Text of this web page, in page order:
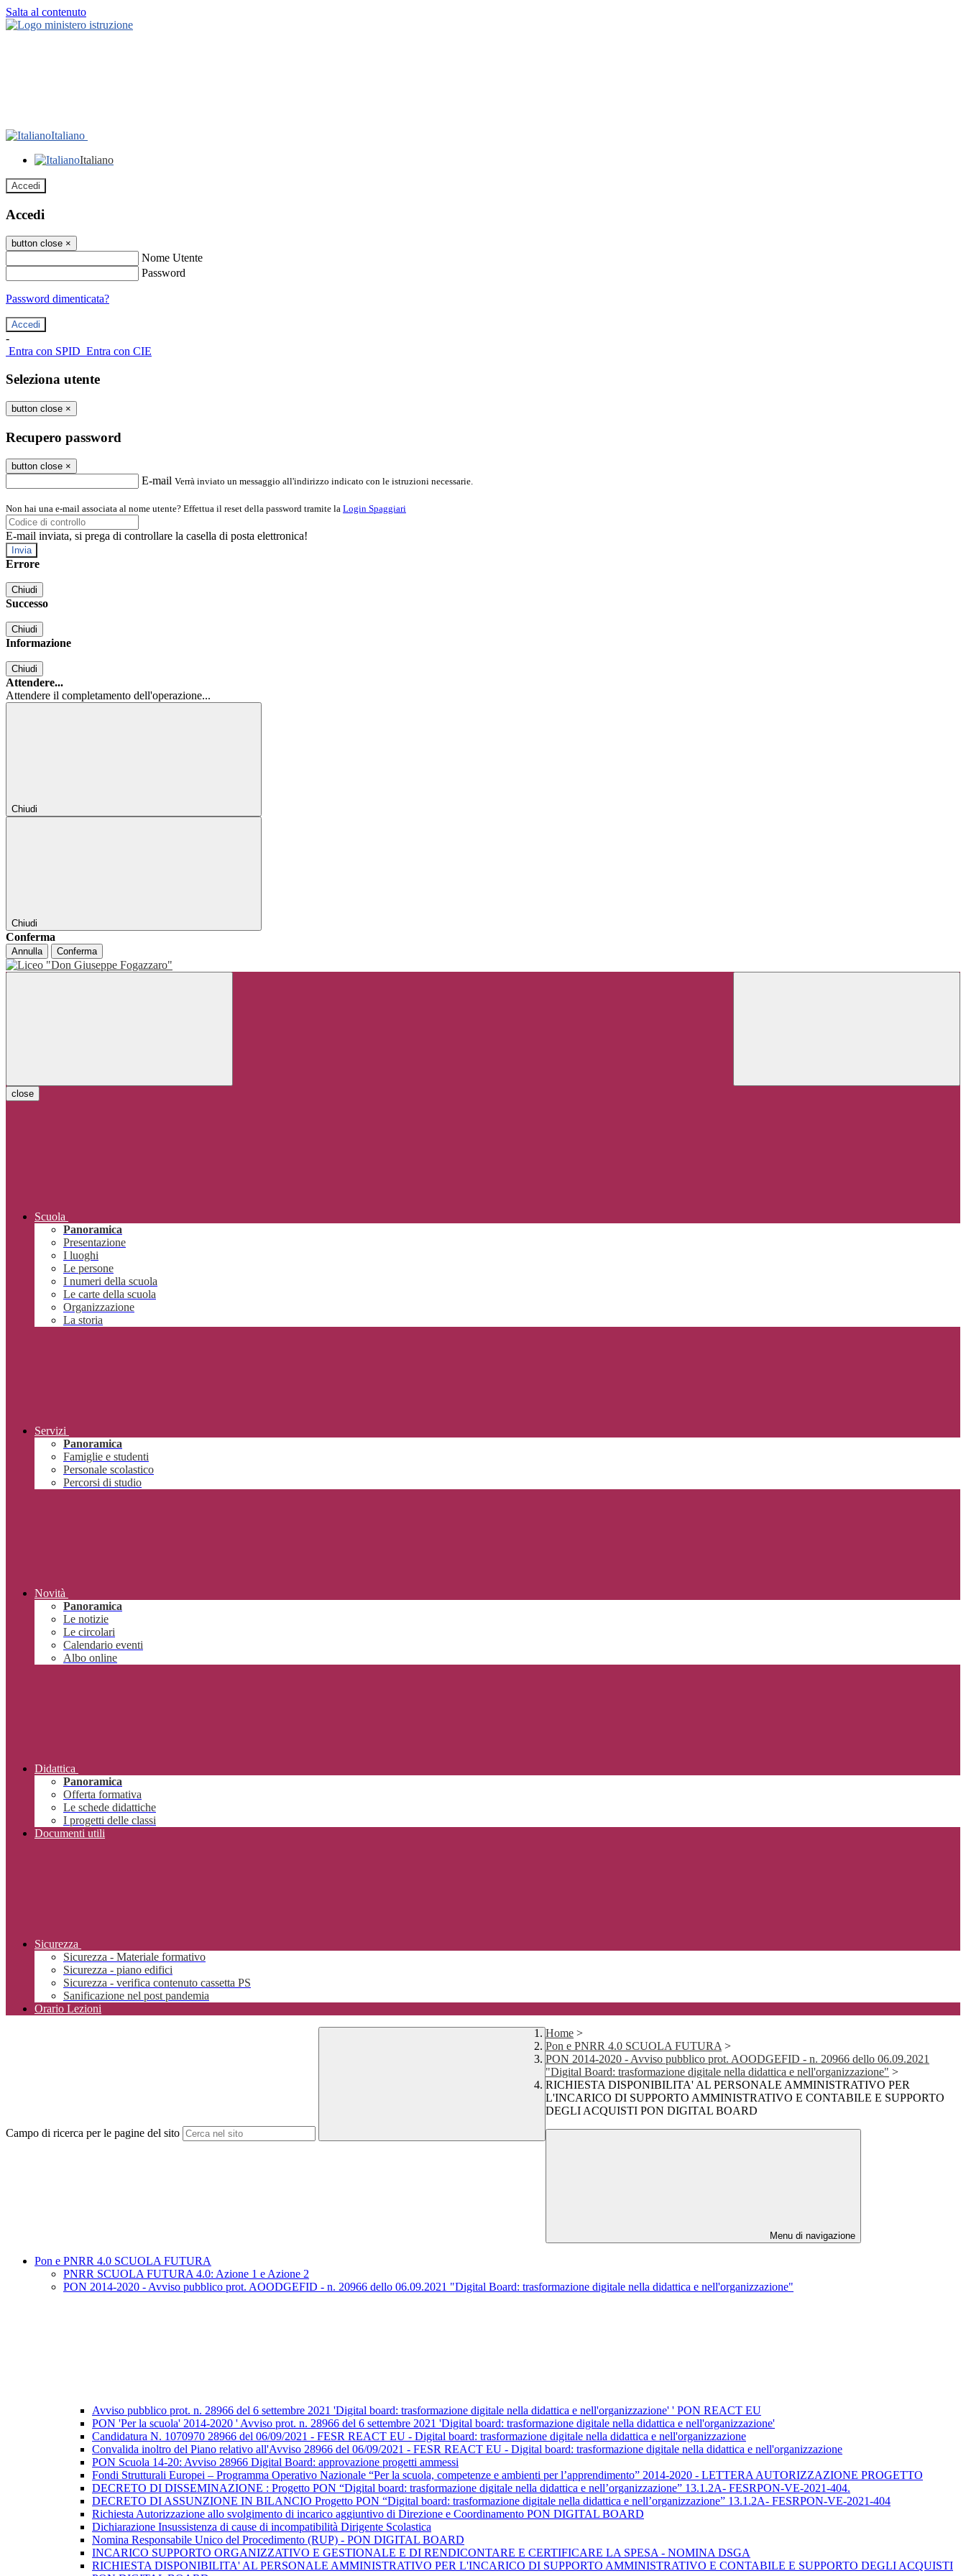
Salta al contenuto
Italiano
Italiano
Accedi
Accedi
button close ×
Nome Utente
Password
Password dimenticata?
-
Entra con SPID Entra con CIE
Seleziona utente
button close ×
Recupero password
button close ×
E-mail Verrà inviato un messaggio all'indirizzo indicato con le istruzioni necessarie.
Non hai una e-mail associata al nome utente? Effettua il reset della password tramite la Login Spaggiari
E-mail inviata, si prega di controllare la casella di posta elettronica!
Errore
Chiudi
Successo
Chiudi
Informazione
Chiudi
Attendere...
Attendere il completamento dell'operazione...
Chiudi
Chiudi
Conferma
Annulla Conferma
close
Scuola
Panoramica
Presentazione
I luoghi
Le persone
I numeri della scuola
Le carte della scuola
Organizzazione
La storia
Servizi
Panoramica
Famiglie e studenti
Personale scolastico
Percorsi di studio
Novità
Panoramica
Le notizie
Le circolari
Calendario eventi
Albo online
Didattica
Panoramica
Offerta formativa
Le schede didattiche
I progetti delle classi
Documenti utili
Sicurezza
Sicurezza - Materiale formativo
Sicurezza - piano edifici
Sicurezza - verifica contenuto cassetta PS
Sanificazione nel post pandemia
Orario Lezioni
Campo di ricerca per le pagine del sito
Home >
Pon e PNRR 4.0 SCUOLA FUTURA >
PON 2014-2020 - Avviso pubblico prot. AOODGEFID - n. 20966 dello 06.09.2021
"Digital Board: trasformazione digitale nella didattica e nell'organizzazione" >
RICHIESTA DISPONIBILITA' AL PERSONALE AMMINISTRATIVO PER
L'INCARICO DI SUPPORTO AMMINISTRATIVO E CONTABILE E SUPPORTO
DEGLI ACQUISTI PON DIGITAL BOARD
Menu di navigazione
Pon e PNRR 4.0 SCUOLA FUTURA
PNRR SCUOLA FUTURA 4.0: Azione 1 e Azione 2
PON 2014-2020 - Avviso pubblico prot. AOODGEFID - n. 20966 dello 06.09.2021 "Digital Board: trasformazione digitale nella didattica e nell'organizzazione"
Avviso pubblico prot. n. 28966 del 6 settembre 2021 'Digital board: trasformazione digitale nella didattica e nell'organizzazione' ' PON REACT EU
PON 'Per la scuola' 2014-2020 ' Avviso prot. n. 28966 del 6 settembre 2021 'Digital board: trasformazione digitale nella didattica e nell'organizzazione'
Candidatura N. 1070970 28966 del 06/09/2021 - FESR REACT EU - Digital board: trasformazione digitale nella didattica e nell'organizzazione
Convalida inoltro del Piano relativo all'Avviso 28966 del 06/09/2021 - FESR REACT EU - Digital board: trasformazione digitale nella didattica e nell'organizzazione
PON Scuola 14-20: Avviso 28966 Digital Board: approvazione progetti ammessi
Fondi Strutturali Europei – Programma Operativo Nazionale “Per la scuola, competenze e ambienti per l’apprendimento” 2014-2020 - LETTERA AUTORIZZAZIONE PROGETTO
DECRETO DI DISSEMINAZIONE : Progetto PON “Digital board: trasformazione digitale nella didattica e nell’organizzazione” 13.1.2A- FESRPON-VE-2021-404.
DECRETO DI ASSUNZIONE IN BILANCIO Progetto PON “Digital board: trasformazione digitale nella didattica e nell’organizzazione” 13.1.2A- FESRPON-VE-2021-404
Richiesta Autorizzazione allo svolgimento di incarico aggiuntivo di Direzione e Coordinamento PON DIGITAL BOARD
Dichiarazione Insussistenza di cause di incompatibilità Dirigente Scolastica
Nomina Responsabile Unico del Procedimento (RUP) - PON DIGITAL BOARD
INCARICO SUPPORTO ORGANIZZATIVO E GESTIONALE E DI RENDICONTARE E CERTIFICARE LA SPESA - NOMINA DSGA
RICHIESTA DISPONIBILITA' AL PERSONALE AMMINISTRATIVO PER L'INCARICO DI SUPPORTO AMMINISTRATIVO E CONTABILE E SUPPORTO DEGLI ACQUISTI